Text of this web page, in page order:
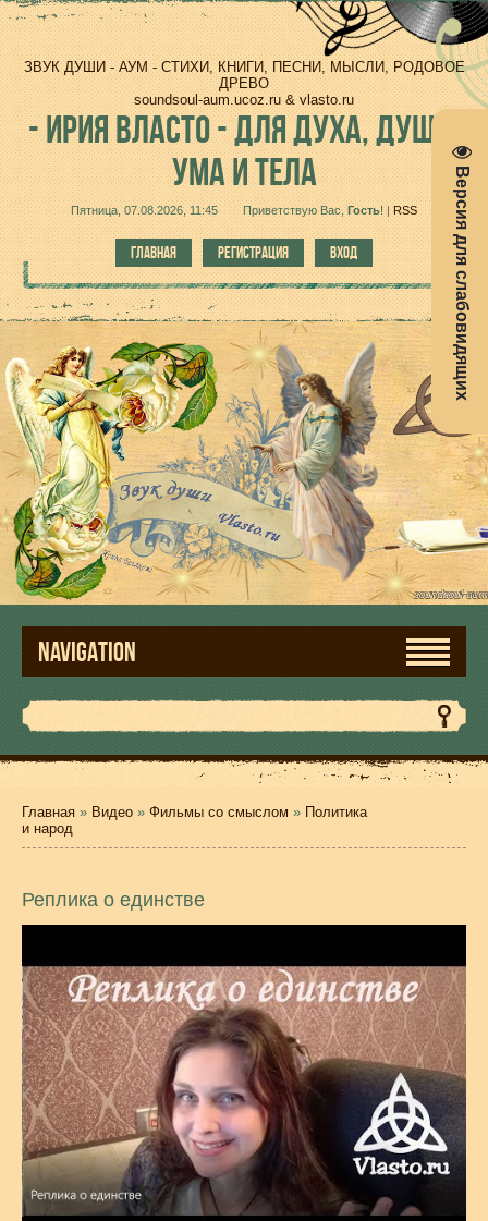
Версия для слабовидящих
ЗВУК ДУШИ - АУМ - СТИХИ, КНИГИ, ПЕСНИ, МЫСЛИ, РОДОВОЕ
ДРЕВО
soundsoul-aum.ucoz.ru & vlasto.ru
-ИРИЯ ВЛАСТО - ДЛЯ ДУХА, ДУШИ,
УМА И ТЕЛА
Пятница, 07.08.2026, 11:45 Приветствую Вас Гость! | RSS
ГЛАВНАЯ РЕГИСТРАЦИЯ ВХОД
NAVIGATION
Главная » Видео » Фильмы со смыслом » Политика
и народ
Реплика о единстве